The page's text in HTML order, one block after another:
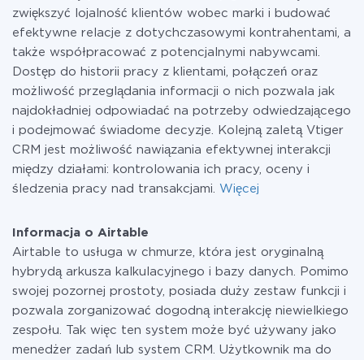
zwiększyć lojalność klientów wobec marki i budować
efektywne relacje z dotychczasowymi kontrahentami, a
także współpracować z potencjalnymi nabywcami.
Dostęp do historii pracy z klientami, połączeń oraz
możliwość przeglądania informacji o nich pozwala jak
najdokładniej odpowiadać na potrzeby odwiedzającego
i podejmować świadome decyzje. Kolejną zaletą Vtiger
CRM jest możliwość nawiązania efektywnej interakcji
między działami: kontrolowania ich pracy, oceny i
śledzenia pracy nad transakcjami. Więcej
Informacja o Airtable
Airtable to usługa w chmurze, która jest oryginalną
hybrydą arkusza kalkulacyjnego i bazy danych. Pomimo
swojej pozornej prostoty, posiada duży zestaw funkcji i
pozwala zorganizować dogodną interakcję niewielkiego
zespołu. Tak więc ten system może być używany jako
menedżer zadań lub system CRM. Użytkownik ma do